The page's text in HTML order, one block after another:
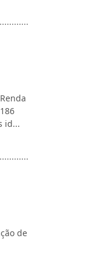
id...
de